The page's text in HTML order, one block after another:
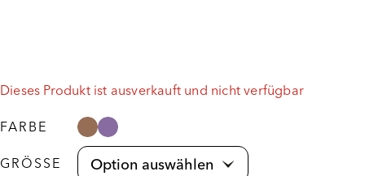
Dieses Produkt ist ausverkauft und nicht verfügbar
FARBE
GRÖSSE